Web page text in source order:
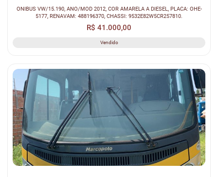
ONIBUS VW/15.190, ANO/MOD 2012, COR AMARELA A DIESEL, PLACA: OHE-
5177, RENAVAM: 488196370, CHASSI: 9532E82W5CR257810.
R$ 41.000,00
Vendido